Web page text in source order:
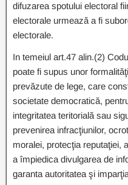
difuzarea spotului electoral
electorale urmează a fi
electorale.
In temeiul art.47 alin.(2)
poate fi supus unor
prevăzute de lege, care
societate democratică,
integritatea teritorială sau
prevenirea infracţiunilor,
moralei, protecţia reputaţiei,
a împiedica divulgarea de
garanta autoritatea şi